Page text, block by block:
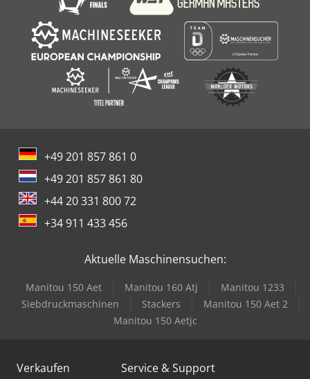
+49 201 857 861 0
+49 201 857 861 80
+44 20 331 800 72
+34 911 433 456
Aktuelle Maschinensuchen:
Manitou 150 Aet Manitou 160 Atj
Manitou 1233
Siebdruckmaschinen
Stackers
Manitou 150 Aet 2
Manitou 150 Aetjc
Verkaufen Service & Support